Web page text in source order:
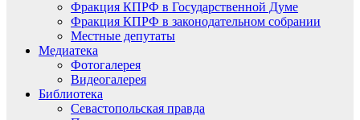
Фракция КПРФ в Государственной Думе
Фракция КПРФ в законодательном собрании
Местные депутаты
Медиатека
Фотогалерея
Видеогалерея
Библиотека
Севастопольская правда